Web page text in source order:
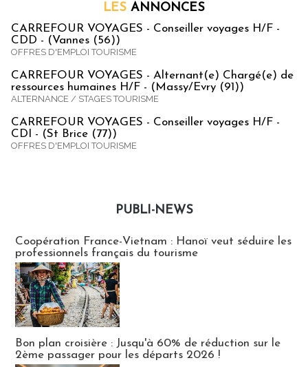
LES ANNONCES
CARREFOUR VOYAGES - Conseiller voyages H/F -
CDD - (Vannes (56))
OFFRES D'EMPLOI TOURISME
CARREFOUR VOYAGES - Alternant(e) Chargé(e) de
ressources humaines H/F - (Massy/Evry (91))
ALTERNANCE / STAGES TOURISME
CARREFOUR VOYAGES - Conseiller voyages H/F -
CDI - (St Brice (77))
OFFRES D'EMPLOI TOURISME
PUBLI-NEWS
Coopération France-Vietnam : Hanoï veut séduire les
professionnels français du tourisme
Bon plan croisière : Jusqu'à 60% de réduction sur le
2ème passager pour les départs 2026 !